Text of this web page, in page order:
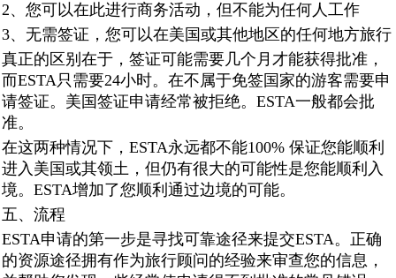
2、您可以在此进行商务活动，但不能为任何人工作
3、无需签证，您可以在美国或其他地区的任何地方旅行
真正的区别在于，签证可能需要几个月才能获得批准，
而ESTA只需要24小时。在不属于免签国家的游客需要申
请签证。美国签证申请经常被拒绝。ESTA一般都会批
准。
在这两种情况下，ESTA永远都不能100% 保证您能顺利
进入美国或其领土，但仍有很大的可能性是您能顺利入
境。ESTA增加了您顺利通过边境的可能。
五、流程
ESTA申请的第一步是寻找可靠途径来提交ESTA。正确
的资源途径拥有作为旅行顾问的经验来审查您的信息，